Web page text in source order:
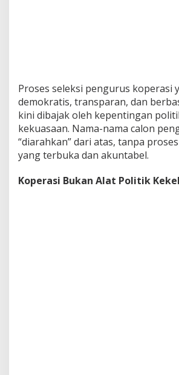
Proses seleksi pengurus koperasi
demokratis, transparan, dan
kini dibajak oleh kepentingan
kekuasaan. Nama-nama calon
“diarahkan” dari atas, tanpa
yang terbuka dan akuntabel.
Koperasi Bukan Alat Politik